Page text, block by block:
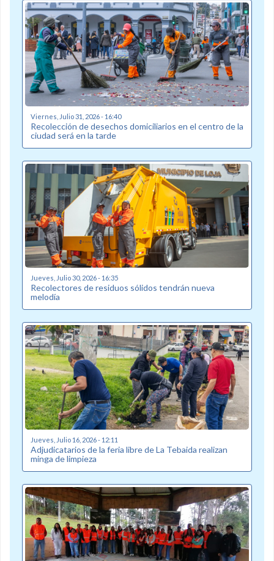
Viernes, Julio 31, 2026 - 16:40
Recolección de desechos domiciliarios en el centro de la
ciudad será en la tarde
Jueves, Julio 30, 2026 - 16:35
Recolectores de residuos sólidos tendrán nueva
melodía
Jueves, Julio 16, 2026 - 12:11
Adjudicatarios de la feria libre de La Tebaida realizan
minga de limpieza